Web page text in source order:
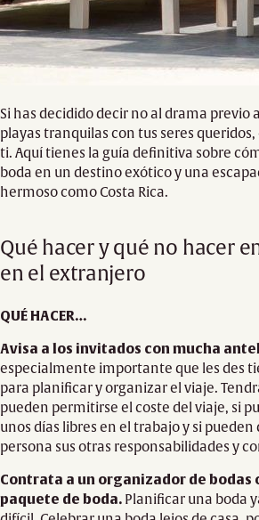
Si has decidido decir no al drama previo
playas tranquilas con tus seres queridos,
ti. Aquí tienes la guía definitiva sobre
boda en un destino exótico y una
hermoso como Costa Rica.
Qué hacer y qué no hacer
en el extranjero
QUÉ HACER…
Avisa a los invitados con mucha
especialmente importante que les des
para planificar y organizar el viaje.
pueden permitirse el coste del viaje, si
unos días libres en el trabajo y si
persona sus otras responsabilidades y
Contrata a un organizador de bodas
paquete de boda. Planificar una boda